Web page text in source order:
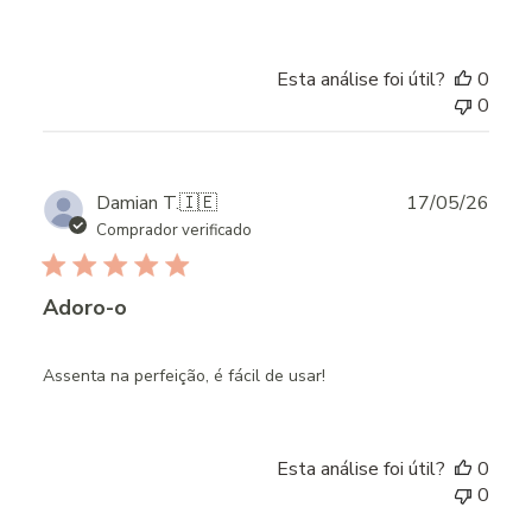
Esta análise foi útil?
0
0
Damian T.🇮🇪
Comprador verificado
Adoro-o
Assenta na perfeição, é fácil de usar!
17/05/26
Esta análise foi útil?
0
0